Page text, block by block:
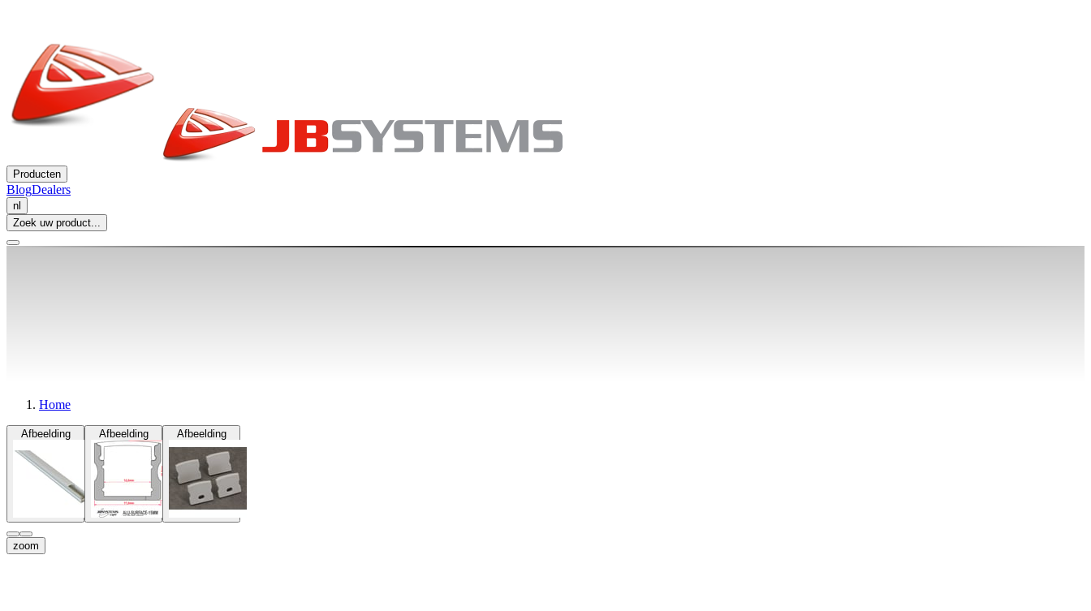
Producten
BlogDealers
nl
Zoek uw product...
Home
Afbeelding Afbeelding Afbeelding
zoom